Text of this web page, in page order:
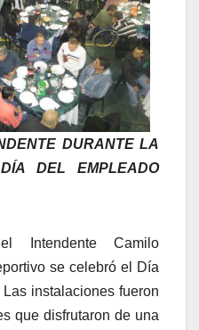
DURANTE LA
DEL EMPLEADO
Intendente Camilo
se celebró el Día
instalaciones fueron
que disfrutaron de una